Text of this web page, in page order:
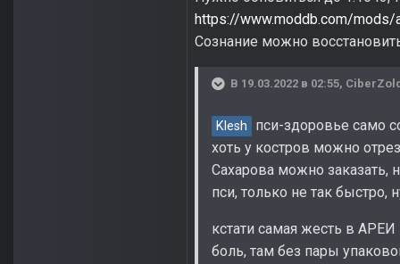
https://www.moddb.com/
Сознание можно
В 19.03.2022 в 02:55,
Klesh
пси-здоровье само
хоть у костров можно
Сахарова можно заказать,
пси, только не так быстро,
кстати самая жесть в
боль, там без пары